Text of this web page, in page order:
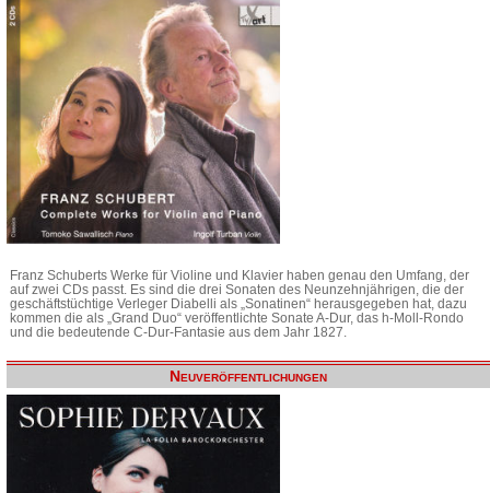
Franz Schuberts Werke für Violine und Klavier haben genau den Umfang, der
auf zwei CDs passt. Es sind die drei Sonaten des Neunzehnjährigen, die der
geschäftstüchtige Verleger Diabelli als „Sonatinen“ herausgegeben hat, dazu
kommen die als „Grand Duo“ veröffentlichte Sonate A-Dur, das h-Moll-Rondo
und die bedeutende C-Dur-Fantasie aus dem Jahr 1827.
Neuveröffentlichungen